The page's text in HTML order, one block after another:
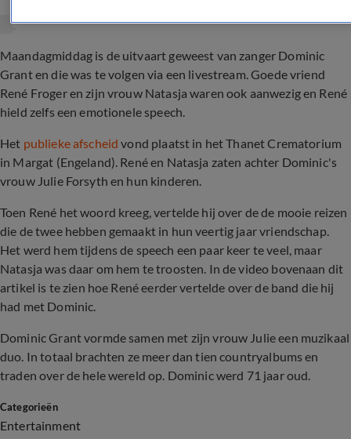
Maandagmiddag is de uitvaart geweest van zanger Dominic
Grant en die was te volgen via een livestream. Goede vriend
René Froger en zijn vrouw Natasja waren ook aanwezig en René
hield zelfs een emotionele speech.
Het publieke afscheid vond plaatst in het Thanet Crematorium
in Margat (Engeland). René en Natasja zaten achter Dominic's
vrouw Julie Forsyth en hun kinderen.
Toen René het woord kreeg, vertelde hij over de de mooie reizen
die de twee hebben gemaakt in hun veertig jaar vriendschap.
Het werd hem tijdens de speech een paar keer te veel, maar
Natasja was daar om hem te troosten. In de video bovenaan dit
artikel is te zien hoe René eerder vertelde over de band die hij
had met Dominic.
Dominic Grant vormde samen met zijn vrouw Julie een muzikaal
duo. In totaal brachten ze meer dan tien countryalbums en
traden over de hele wereld op. Dominic werd 71 jaar oud.
Categorieën
Entertainment